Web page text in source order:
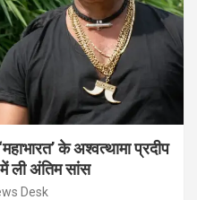
के अश्वत्थामा प्रदीप
ली अंतिम सांस
Desk